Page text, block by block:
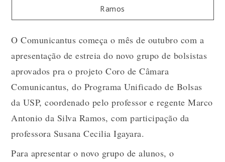
Ramos
O Comunicantus começa o mês de outubro com a
apresentação de estreia do novo grupo de bolsistas
aprovados pra o projeto Coro de Câmara
Comunicantus, do Programa Unificado de Bolsas
da USP, coordenado pelo professor e regente Marco
Antonio da Silva Ramos, com participação da
professora Susana Cecilia Igayara.
Para apresentar o novo grupo de alunos, o